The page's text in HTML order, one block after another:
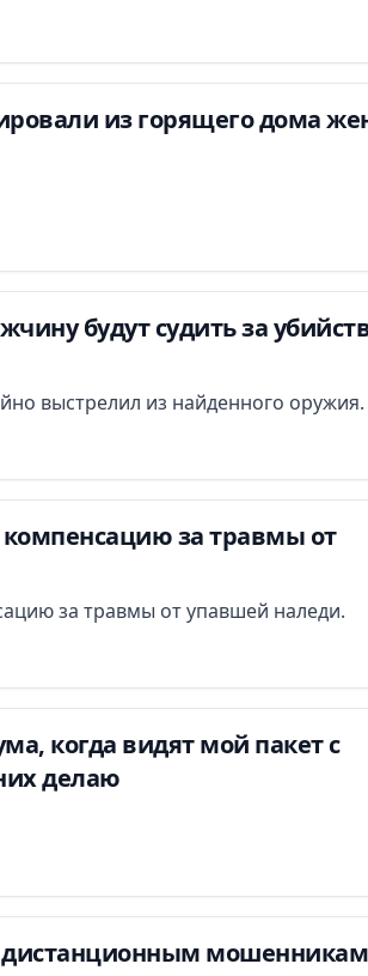
из горящего дома
будут судить за
выстрелил из найденного оружия.
за травмы от
за травмы от упавшей наледи.
когда видят мой пакет с
делаю
мошенникам